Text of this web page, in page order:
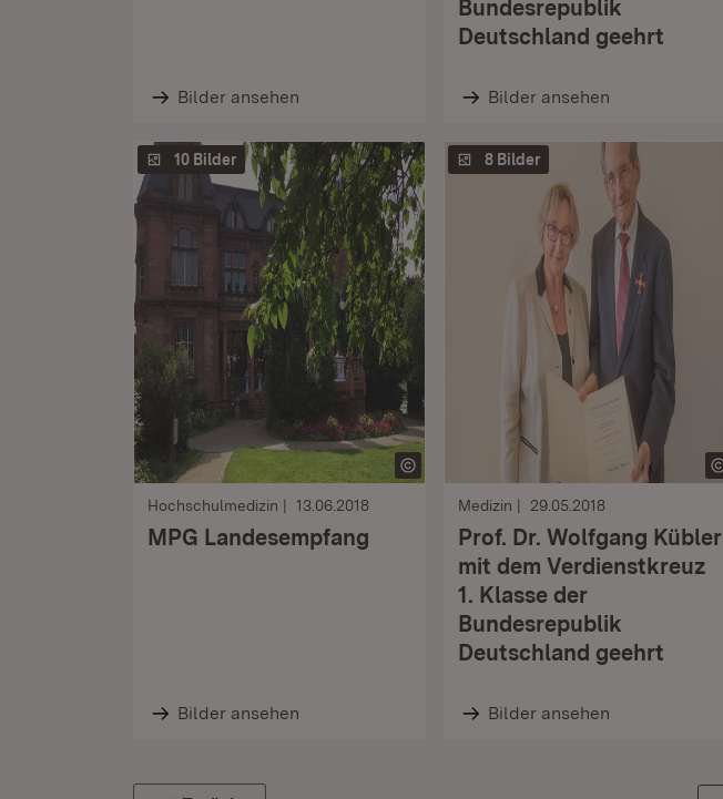
Bilder ansehen
Bundesrepublik
Deutschland geehrt
Bilder ansehen
10 Bilder
Hochschulmedizin 13.06.2018
MPG Landesempfang
Bilder ansehen
8 Bilder
Medizin 29.05.2018
Prof. Dr. Wolfgang Kübler
mit dem Verdienstkreuz
1. Klasse der
Bundesrepublik
Deutschland geehrt
Bilder ansehen